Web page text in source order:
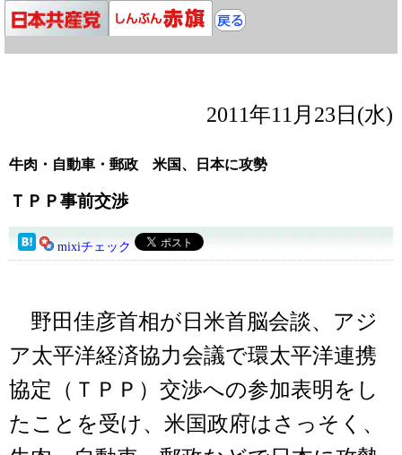
2011年11月23日(水)
牛肉・自動車・郵政 米国、日本に攻勢
ＴＰＰ事前交渉
mixiチェック
野田佳彦首相が日米首脳会談、アジ
ア太平洋経済協力会議で環太平洋連携
協定（ＴＰＰ）交渉への参加表明をし
たことを受け、米国政府はさっそく、